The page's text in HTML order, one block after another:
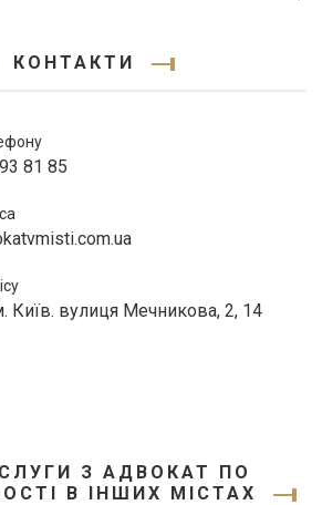
КОНТАКТИ
81 85
Київ. вулиця Мечникова, 2, 14
З АДВОКАТ ПО
В ІНШИХ МІСТАХ